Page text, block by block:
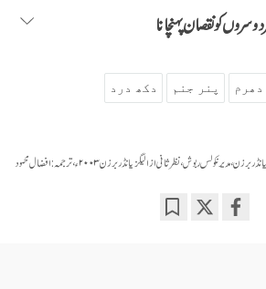
کو نقصان پہنچانا
دھرم پنر جنم دکھ درد